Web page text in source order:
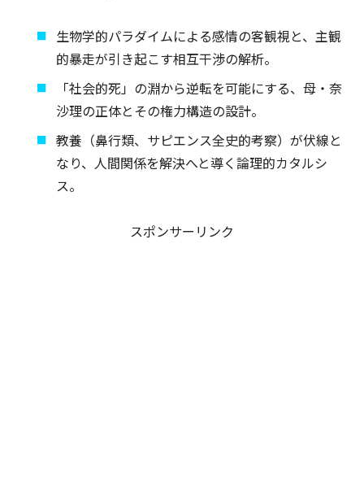
生物学的パラダイムによる感情の客観視と、主観
的暴走が引き起こす相互干渉の解析。
「社会的死」の淵から逆転を可能にする、母・奈
沙理の正体とその権力構造の設計。
教養（鼻行類、サピエンス全史的考察）が伏線と
なり、人間関係を解決へと導く論理的カタルシ
ス。
スポンサーリンク